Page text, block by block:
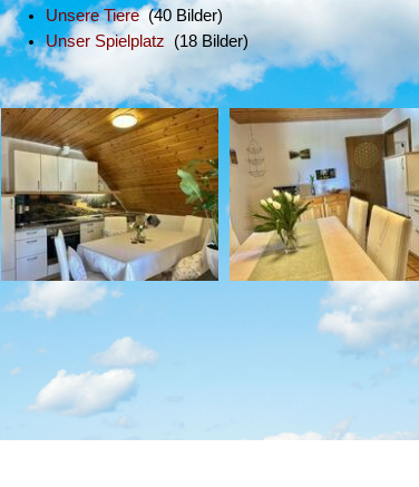
Unsere Tiere(40 Bilder)
Unser Spielplatz (18 Bilder)